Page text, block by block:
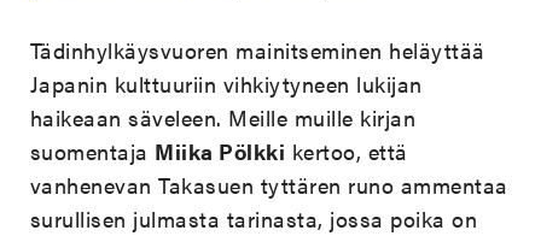
Tädinhylkäysvuoren mainitseminen heläyttää
Japanin kulttuuriin vihkiytyneen lukijan
haikeaan säveleen. Meille muille kirjan
suomentaja Miika Pölkki kertoo, että
vanhenevan Takasuen tyttären runo ammentaa
surullisen julmasta tarinasta, jossa poika on